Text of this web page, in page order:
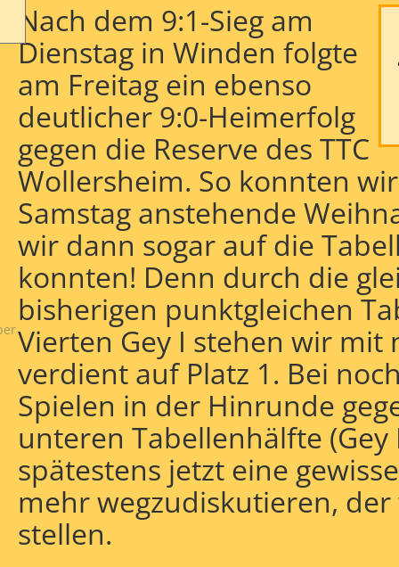
Nach dem 9:1-Sieg am
Dienstag in Winden folgte
am Freitag ein ebenso
deutlicher 9:0-Heimerfolg
gegen die Reserve des TTC
Wollersheim. So konnten
Samstag anstehende
wir dann sogar auf die
konnten! Denn durch die
bisherigen punktgleichen
Vierten Gey I stehen wir
verdient auf Platz 1. Bei
Spielen in der Hinrunde
unteren Tabellenhälfte
spätestens jetzt eine
mehr wegzudiskutieren,
stellen.